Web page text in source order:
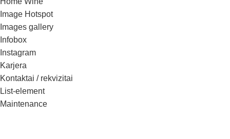
Image Hotspot
Images gallery
Infobox
Instagram
Karjera
Kontaktai / rekvizitai
List-element
Maintenance